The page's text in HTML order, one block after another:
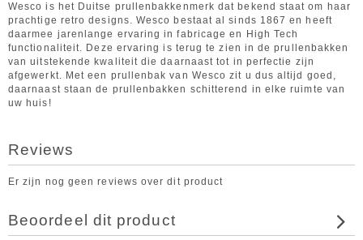
Wesco is het Duitse prullenbakkenmerk dat bekend staat om haar
prachtige retro designs. Wesco bestaat al sinds 1867 en heeft
daarmee jarenlange ervaring in fabricage en High Tech
functionaliteit. Deze ervaring is terug te zien in de prullenbakken
van uitstekende kwaliteit die daarnaast tot in perfectie zijn
afgewerkt. Met een prullenbak van Wesco zit u dus altijd goed,
daarnaast staan de prullenbakken schitterend in elke ruimte van
uw huis!
Reviews
Er zijn nog geen reviews over dit product
Beoordeel dit product